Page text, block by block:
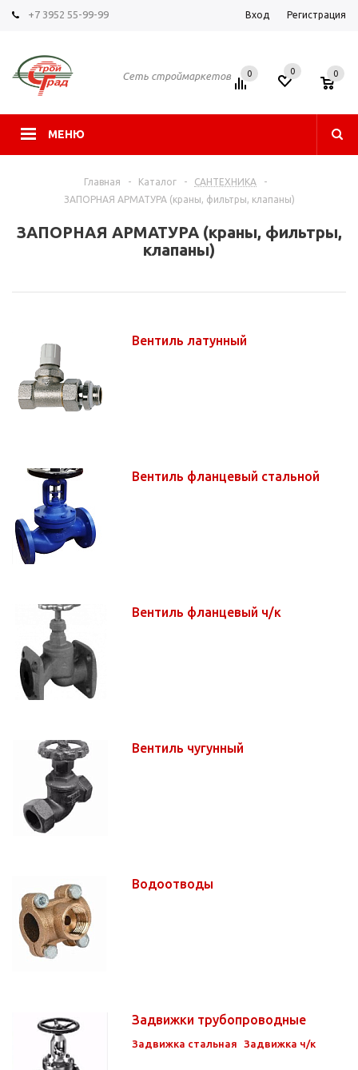
+7 3952 55-99-99 Вход Регистрация
Сеть строймаркетов
МЕНЮ
0 0 0
Главная - Каталог - САНТЕХНИКА
-
ЗАПОРНАЯ АРМАТУРА (краны, фильтры, клапаны)
ЗАПОРНАЯ АРМАТУРА (краны, фильтры,
клапаны)
Вентиль латунный
Вентиль фланцевый стальной
Вентиль фланцевый ч/к
Вентиль чугунный
Водоотводы
Задвижки трубопроводные
Задвижка стальная Задвижка ч/к